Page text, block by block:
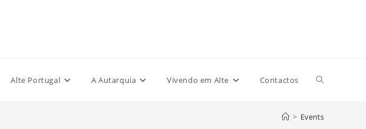
Alte Portugal A Autarquia Vivendo em Alte Contactos Toggle
website
> Events